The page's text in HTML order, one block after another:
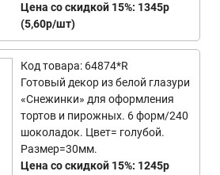
Цена со скидкой 15%: 1345р
(5,60р/шт)
Код товара: 64874*R
Готовый декор из белой глазури
«Снежинки» для оформления
тортов и пирожных. 6 форм/240
шоколадок. Цвет= голубой.
Размер=30мм.
Цена со скидкой 15%: 1245р